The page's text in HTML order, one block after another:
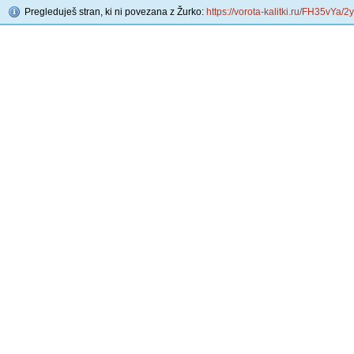
Pregleduješ stran, ki ni povezana z Žurko: https://vorota-kalitki.ru/FH35vYa/